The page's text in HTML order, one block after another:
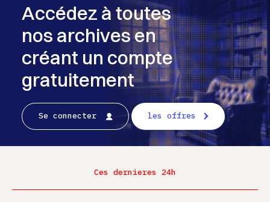
Accédez à toutes
nos archives en
créant un compte
gratuitement
Se connecter les offres
Ces dernieres 24h